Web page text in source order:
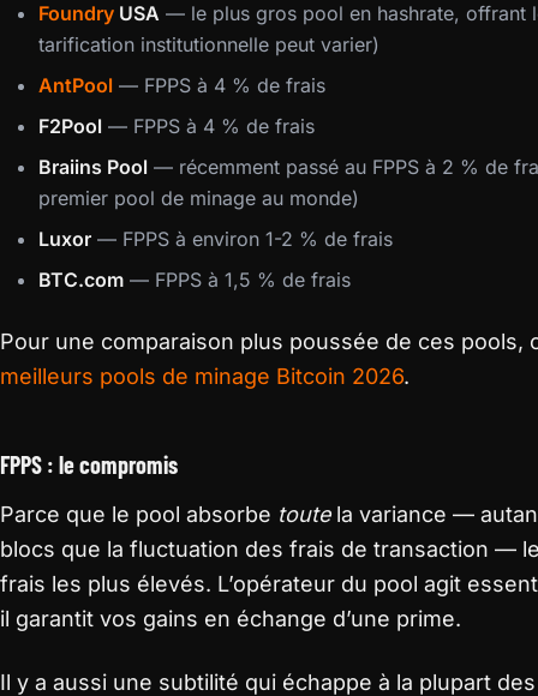
Foundry USA — le plus gros pool en hashrate, offrant
tarification institutionnelle peut varier)
AntPool — FPPS à 4 % de frais
F2Pool — FPPS à 4 % de frais
Braiins Pool — récemment passé au FPPS à 2 % de
premier pool de minage au monde)
Luxor — FPPS à environ 1-2 % de frais
BTC.com — FPPS à 1,5 % de frais
Pour une comparaison plus poussée de ces pools,
meilleurs pools de minage Bitcoin 2026.
FPPS : le compromis
Parce que le pool absorbe toutela variance —
blocs que la fluctuation des frais de transaction —
frais les plus élevés. L’opérateur du pool agit
il garantit vos gains en échange d’une prime.
Il y a aussi une subtilité qui échappe à la plupart